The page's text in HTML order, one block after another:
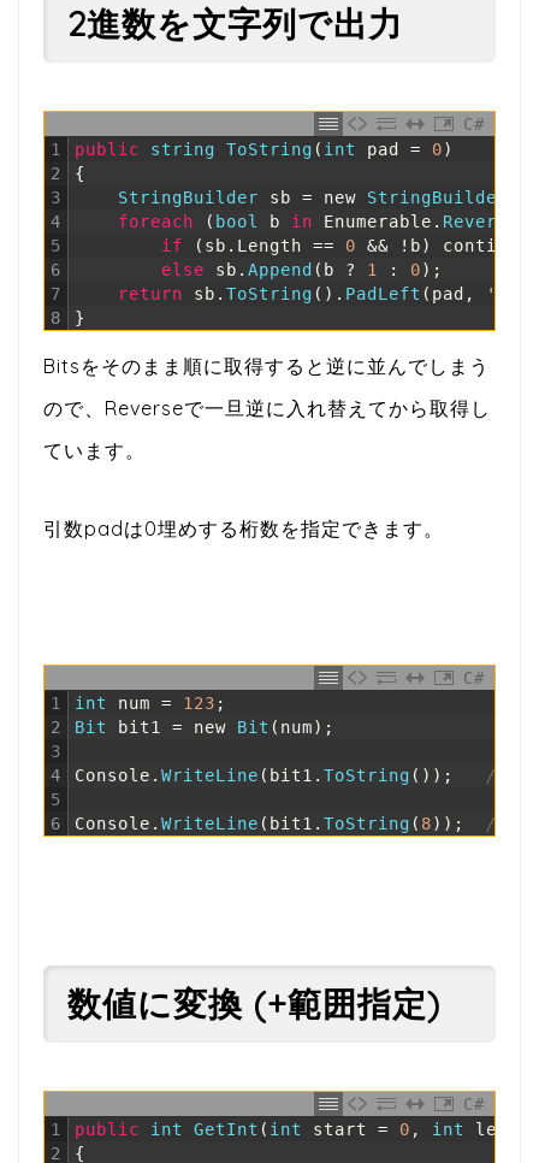
2進数を文字列で出力
C#
1
2
3
4
5
6
7
8
public string ToString ( int pad = 0)
{
StringBuilder sb = new StringBuilder
foreach
( bool b in Enumerable . Reverse
if
( sb . Length == 0
&& !b) continue;
else
sb . Append ( b ? 1 : 0) ;
return
sb . ToString ( ) . PadLeft ( pad , '0'
}
Bitsをそのまま順に取得すると逆に並んでしまう
ので、Reverseで一旦逆に入れ替えてから取得し
ています。
引数padは0埋めする桁数を指定できます。
C#
1
2
3
4
5
6
int num = 123 ;
Bit
bit1 = new Bit ( num) ;
Console . WriteLine ( bit1 . ToString ( ) ) ; //
Console . WriteLine ( bit1 . ToString ( 8) ) ; //
数値に変換 (+範囲指定)
C#
1
2
public int GetInt ( int start = 0 , int
length
{